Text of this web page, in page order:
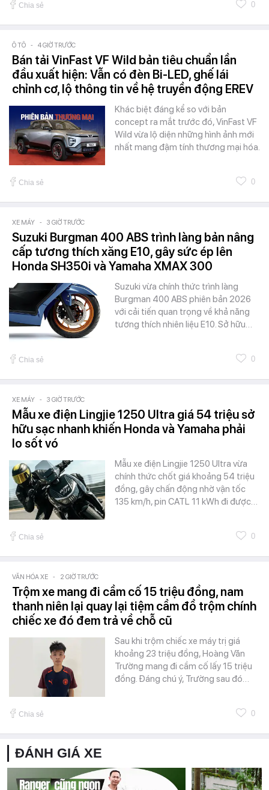
Chia sẻ 0
Ô TÔ - 4 GIỜ TRƯỚC
Bán tải VinFast VF Wild bản tiêu chuẩn lần
đầu xuất hiện: Vẫn có đèn Bi-LED, ghế lái
chỉnh cơ, lộ thông tin về hệ truyền động EREV
Khác biệt đáng kể so với bản
concept ra mắt trước đó, VinFast VF
Wild vừa lộ diện những hình ảnh mới
nhất mang đậm tính thương mại hóa.
Chia sẻ 0
XE MÁY - 3 GIỜ TRƯỚC
Suzuki Burgman 400 ABS trình làng bản nâng
cấp tương thích xăng E10, gây sức ép lên
Honda SH350i và Yamaha XMAX 300
Suzuki vừa chính thức trình làng
Burgman 400 ABS phiên bản 2026
với cải tiến quan trọng về khả năng
tương thích nhiên liệu E10. Sở hữu…
Chia sẻ 0
XE MÁY - 3 GIỜ TRƯỚC
Mẫu xe điện Lingjie 1250 Ultra giá 54 triệu sở
hữu sạc nhanh khiến Honda và Yamaha phải
lo sốt vó
Mẫu xe điện Lingjie 1250 Ultra vừa
chính thức chốt giá khoảng 54 triệu
đồng, gây chấn động nhờ vận tốc
135 km/h, pin CATL 11 kWh đi được…
Chia sẻ 0
VĂN HÓA XE - 2 GIỜ TRƯỚC
Trộm xe mang đi cầm cố 15 triệu đồng, nam
thanh niên lại quay lại tiệm cầm đồ trộm chính
chiếc xe đó đem trả về chỗ cũ
Sau khi trộm chiếc xe máy trị giá
khoảng 23 triệu đồng, Hoàng Văn
Trường mang đi cầm cố lấy 15 triệu
đồng. Đáng chú ý, Trường sau đó…
Chia sẻ 0
ĐÁNH GIÁ XE